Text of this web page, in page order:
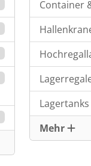
Container
Lagertanks
Mehr